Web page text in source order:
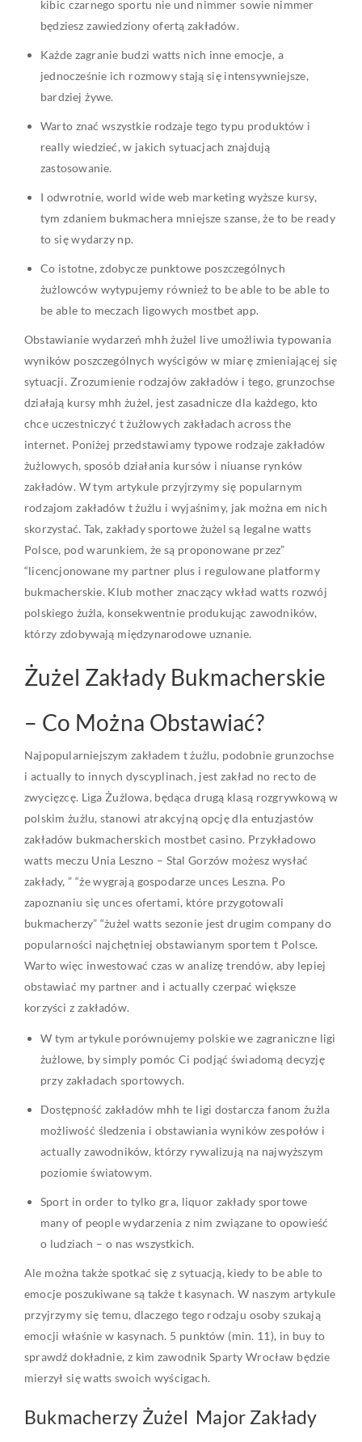
kibic czarnego sportu nie und nimmer sowie nimmer
będziesz zawiedziony ofertą zakładów.
Każde zagranie budzi watts nich inne emocje, a
jednocześnie ich rozmowy stają się intensywniejsze,
bardziej żywe.
Warto znać wszystkie rodzaje tego typu produktów i
really wiedzieć, w jakich sytuacjach znajdują
zastosowanie.
I odwrotnie, world wide web marketing wyższe kursy,
tym zdaniem bukmachera mniejsze szanse, że to be ready
to się wydarzy np.
Co istotne, zdobycze punktowe poszczególnych
żużlowców wytypujemy również to be able to be able to
be able to meczach ligowych mostbet app.
Obstawianie wydarzeń mhh żużel live umożliwia typowania
wyników poszczególnych wyścigów w miarę zmieniającej się
sytuacji. Zrozumienie rodzajów zakładów i tego, grunzochse
działają kursy mhh żużel, jest zasadnicze dla każdego, kto
chce uczestniczyć t żużlowych zakładach across the
internet. Poniżej przedstawiamy typowe rodzaje zakładów
żużlowych, sposób działania kursów i niuanse rynków
zakładów. W tym artykule przyjrzymy się popularnym
rodzajom zakładów t żużlu i wyjaśnimy, jak można em nich
skorzystać. Tak, zakłady sportowe żużel są legalne watts
Polsce, pod warunkiem, że są proponowane przez”
“licencjonowane my partner plus i regulowane platformy
bukmacherskie. Klub mother znaczący wkład watts rozwój
polskiego żużla, konsekwentnie produkując zawodników,
którzy zdobywają międzynarodowe uznanie.
Żużel Zakłady Bukmacherskie
– Co Można Obstawiać?
Najpopularniejszym zakładem t żużlu, podobnie grunzochse
i actually to innych dyscyplinach, jest zakład no recto de
zwycięzcę. Liga Żużlowa, będąca drugą klasą rozgrywkową w
polskim żużlu, stanowi atrakcyjną opcję dla entuzjastów
zakładów bukmacherskich mostbet casino. Przykładowo
watts meczu Unia Leszno – Stal Gorzów możesz wysłać
zakłady, ” “że wygrają gospodarze unces Leszna. Po
zapoznaniu się unces ofertami, które przygotowali
bukmacherzy” “żużel watts sezonie jest drugim company do
popularności najchętniej obstawianym sportem t Polsce.
Warto więc inwestować czas w analizę trendów, aby lepiej
obstawiać my partner and i actually czerpać większe
korzyści z zakładów.
W tym artykule porównujemy polskie we zagraniczne ligi
żużlowe, by simply pomóc Ci podjąć świadomą decyzję
przy zakładach sportowych.
Dostępność zakładów mhh te ligi dostarcza fanom żużla
możliwość śledzenia i obstawiania wyników zespołów i
actually zawodników, którzy rywalizują na najwyższym
poziomie światowym.
Sport in order to tylko gra, liquor zakłady sportowe
many of people wydarzenia z nim związane to opowieść
o ludziach – o nas wszystkich.
Ale można także spotkać się z sytuacją, kiedy to be able to
emocje poszukiwane są także t kasynach. W naszym artykule
przyjrzymy się temu, dlaczego tego rodzaju osoby szukają
emocji właśnie w kasynach. 5 punktów (min. 11), in buy to
sprawdź dokładnie, z kim zawodnik Sparty Wrocław będzie
mierzył się watts swoich wyścigach.
Bukmacherzy Żużel ️ Major Zakłady